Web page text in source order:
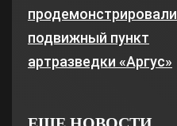
продемонстрировали
подвижный пункт
артразведки «Аргус»